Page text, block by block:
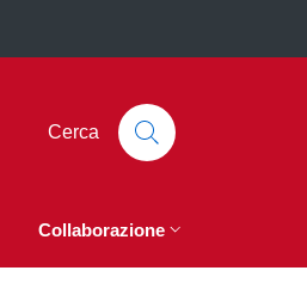
Cerca
Collaborazione